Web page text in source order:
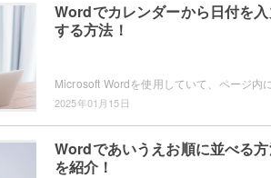
Wordでカレンダーから日付を
する方法！
2025年01月15日
Wordであいうえお順に並べる
を紹介！